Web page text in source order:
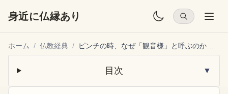
身近に仏縁あり
ホーム / 仏教経典 /
目次 ▼